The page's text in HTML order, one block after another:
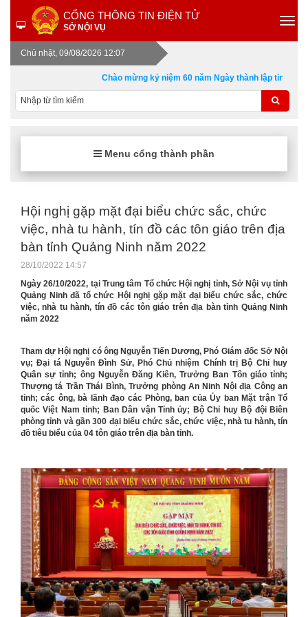
CỔNG THÔNG TIN ĐIỆN TỬ
SỞ NỘI VỤ
Chủ nhật, 09/08/2026 12:07
Chào mừng kỷ niệm 60 năm Ngày thành lập tỉnh
Menu cổng thành phần
Hội nghị gặp mặt đại biểu chức sắc, chức
việc, nhà tu hành, tín đồ các tôn giáo trên địa
bàn tỉnh Quảng Ninh năm 2022
28/10/2022 14:57
Ngày 26/10/2022, tại Trung tâm Tổ chức Hội nghị tỉnh, Sở Nội vụ tỉnh
Quảng Ninh đã tổ chức Hội nghị gặp mặt đại biểu chức sắc, chức
việc, nhà tu hành, tín đồ các tôn giáo trên địa bàn tỉnh Quảng Ninh
năm 2022
Tham dự Hội nghị có ông Nguyễn Tiến Dương, Phó Giám đốc Sở Nội
vụ; Đại tá Nguyễn Đình Sử, Phó Chủ nhiệm Chính trị Bộ Chỉ huy
Quân sự tỉnh; ông Nguyễn Đăng Kiên, Trưởng Ban Tôn giáo tỉnh;
Thượng tá Trần Thái Bình, Trưởng phòng An Ninh Nội địa Công an
tỉnh; các ông, bà lãnh đạo các Phòng, ban của Ủy ban Mặt trận Tổ
quốc Việt Nam tỉnh; Ban Dân vận Tỉnh ủy; Bộ Chỉ huy Bộ đội Biên
phòng tỉnh và gần 300 đại biểu chức sắc, chức việc, nhà tu hành, tín
đồ tiêu biểu của 04 tôn giáo trên địa bàn tỉnh.